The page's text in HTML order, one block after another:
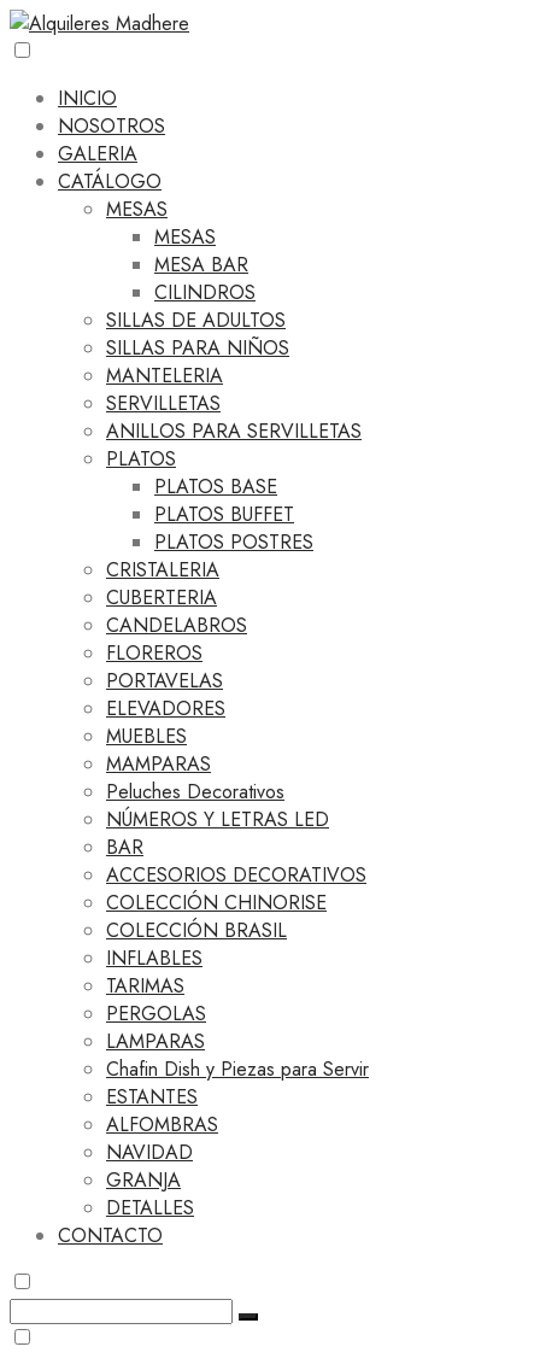
INICIO
NOSOTROS
GALERIA
CATÁLOGO
MESAS
MESAS
MESA BAR
CILINDROS
SILLAS DE ADULTOS
SILLAS PARA NIÑOS
MANTELERIA
SERVILLETAS
ANILLOS PARA SERVILLETAS
PLATOS
PLATOS BASE
PLATOS BUFFET
PLATOS POSTRES
CRISTALERIA
CUBERTERIA
CANDELABROS
FLOREROS
PORTAVELAS
ELEVADORES
MUEBLES
MAMPARAS
Peluches Decorativos
NÚMEROS Y LETRAS LED
BAR
ACCESORIOS DECORATIVOS
COLECCIÓN CHINORISE
COLECCIÓN BRASIL
INFLABLES
TARIMAS
PERGOLAS
LAMPARAS
Chafin Dish y Piezas para Servir
ESTANTES
ALFOMBRAS
NAVIDAD
GRANJA
DETALLES
CONTACTO